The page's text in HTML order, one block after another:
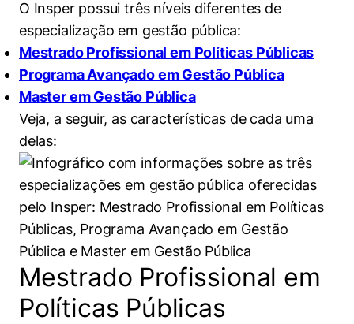
Políticas Públicas
Sustentabilidade
Tecnologia e Dados
O Insper possui três níveis diferentes de
especialização em gestão pública:
Mestrado Profissional em Políticas Públicas
Programa Avançado em Gestão Pública
Master em Gestão Pública
Veja, a seguir, as características de cada uma
delas:
Mestrado Profissional em
Políticas Públicas